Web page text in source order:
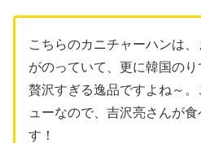
こちらのカニチャーハンは
がのっていて、更に韓国のり
贅沢すぎる逸品ですよね～
ューなので、吉沢亮さんが
す！